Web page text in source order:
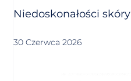
Niedoskonałości skóry
30 Czerwca 2026